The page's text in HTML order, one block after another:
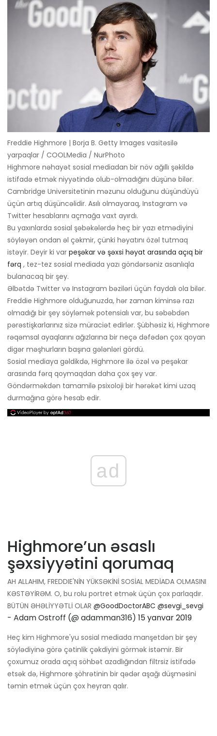
Freddie Highmore | Borja B. Getty Images vasitəsilə
yarpaqlar / COOLMedia / NurPhoto
Highmore nəhayət sosial mediadan bir növ ağıllı şəkildə
istifadə etmək niyyətində olub-olmadığını düşünə bilər.
Cambridge Universitetinin məzunu olduğunu düşündüyü
üçün artıq düşüncəlidir. Asılı olmayaraq, Instagram və
Twitter hesablarını açmağa vaxt ayırdı.
Bu yaxınlarda sosial şəbəkələrdə heç bir yazı etmədiyini
söyləyən ondan əl çəkmir, çünki həyatını özəl tutmaq
istəyir. Deyir ki var peşəkar və şəxsi həyat arasında açıq bir
fərq , tez-tez sosial mediada yazı göndərsəniz asanlıqla
bulanacaq bir şey.
Əlbətdə Twitter və Instagram bəziləri üçün faydalı ola bilər.
Freddie Highmore olduğunuzda, hər zaman kiminsə razı
olmadığı bir şey söyləmək potensialı var, bu səbəbdən
pərəstişkarlarınız sizə müraciət edirlər. Şübhəsiz ki, Highmore
rəqəmsal ayaqlarını ağızlarına bir neçə dəfədən çox qoyan
digər məşhurların başına gələnləri gördü.
Sosial mediaya gəldikdə, Highmore ilə özəl və peşəkar
arasında fərq qoymaqdan daha çox şey var.
Göndərməkdən tamamilə psixoloji bir hərəkət kimi uzaq
durmağına görə hesab edir.
ad
Highmore’un əsaslı
şəxsiyyətini qorumaq
AH ALLAHIM, FREDDIE'NİN YÜKSƏKİNİ SOSİAL MEDİADA OLMASINI
KƏSTƏYİRƏM. O, bu rolu portret etmək üçün çox parlaqdır.
BÜTÜN ƏHƏLİYYƏTLİ OLAR @GoodDoctorABC @sevgi_sevgi
- Adam Ostroff (@ adamman316) 15 yanvar 2019
Heç kim Highmore'yu sosial mediada manşetdən bir şey
söylədiyinə görə çətinlik çəkdiyini görmək istəmir. Bir
çoxumuz orada açıq söhbət azadlığından filtrsiz istifadə
etsək də, Highmore şöhrətinin bir qədər aşağı düşməsini
təmin etmək üçün çox heyran qalır.